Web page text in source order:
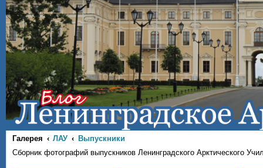
Галерея ЛАУ
Выпускники
Сборник фотографий выпускников Ленинградского Арктического